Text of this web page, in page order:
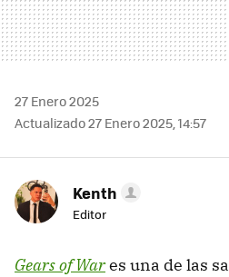
27 Enero 2025
Actualizado 27 Enero 2025, 14:57
Kenth
Editor
Gears of Wares una de las